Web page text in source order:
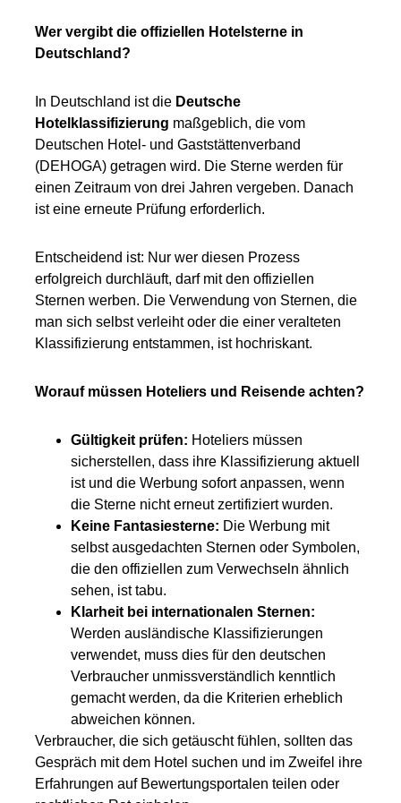
Wer vergibt die offiziellen Hotelsterne in
Deutschland?
In Deutschland ist die Deutsche
Hotelklassifizierung maßgeblich, die vom
Deutschen Hotel- und Gaststättenverband
(DEHOGA) getragen wird. Die Sterne werden für
einen Zeitraum von drei Jahren vergeben. Danach
ist eine erneute Prüfung erforderlich.
Entscheidend ist: Nur wer diesen Prozess
erfolgreich durchläuft, darf mit den offiziellen
Sternen werben. Die Verwendung von Sternen, die
man sich selbst verleiht oder die einer veralteten
Klassifizierung entstammen, ist hochriskant.
Worauf müssen Hoteliers und Reisende achten?
Gültigkeit prüfen: Hoteliers müssen
sicherstellen, dass ihre Klassifizierung aktuell
ist und die Werbung sofort anpassen, wenn
die Sterne nicht erneut zertifiziert wurden.
Keine Fantasiesterne: Die Werbung mit
selbst ausgedachten Sternen oder Symbolen,
die den offiziellen zum Verwechseln ähnlich
sehen, ist tabu.
Klarheit bei internationalen Sternen:
Werden ausländische Klassifizierungen
verwendet, muss dies für den deutschen
Verbraucher unmissverständlich kenntlich
gemacht werden, da die Kriterien erheblich
abweichen können.
Verbraucher, die sich getäuscht fühlen, sollten das
Gespräch mit dem Hotel suchen und im Zweifel ihre
Erfahrungen auf Bewertungsportalen teilen oder